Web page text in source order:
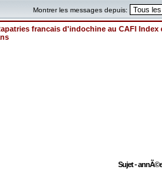
Montrer les messages depuis:
francais d'indochine au CAFI Index
Sujet -